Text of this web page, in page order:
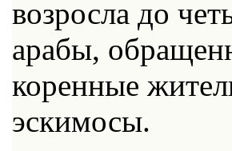
возросла до
арабы,
коренные
эскимосы.